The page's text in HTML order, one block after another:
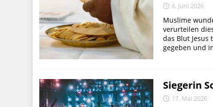
6. Juni 2026
Muslime
verurteilen
das Blut Jesus
gegeben und
Siegerin
17. Mai 2026